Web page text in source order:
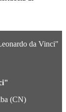
da Vinci"
(CN)